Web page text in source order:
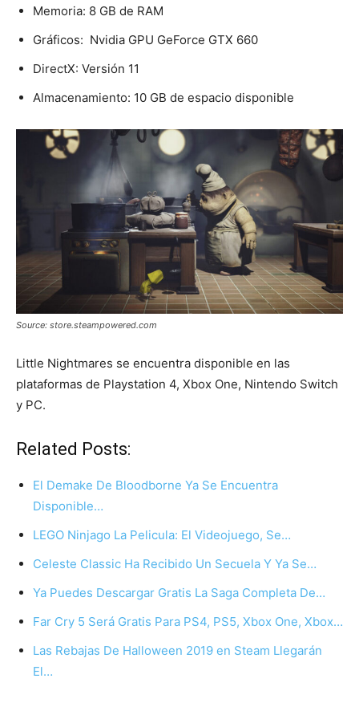
Memoria: 8 GB de RAM
Gráficos: Nvidia GPU GeForce GTX 660
DirectX: Versión 11
Almacenamiento: 10 GB de espacio disponible
Source: store.steampowered.com
Little Nightmares se encuentra disponible en las
plataformas de Playstation 4, Xbox One, Nintendo Switch
y PC.
Related Posts:
El Demake De Bloodborne Ya Se Encuentra
Disponible…
LEGO Ninjago La Pelicula: El Videojuego, Se…
Celeste Classic Ha Recibido Un Secuela Y Ya Se…
Ya Puedes Descargar Gratis La Saga Completa De…
Far Cry 5 Será Gratis Para PS4, PS5, Xbox One, Xbox…
Las Rebajas De Halloween 2019 en Steam Llegarán
El…